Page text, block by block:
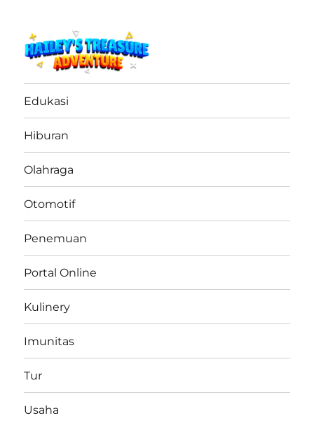
haileystreasureadventure.net
Edukasi
Hiburan
Olahraga
Otomotif
Penemuan
Portal Online
Kulinery
Imunitas
Tur
Usaha